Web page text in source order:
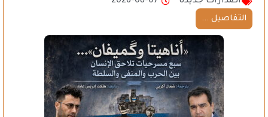
التفاصيل ...